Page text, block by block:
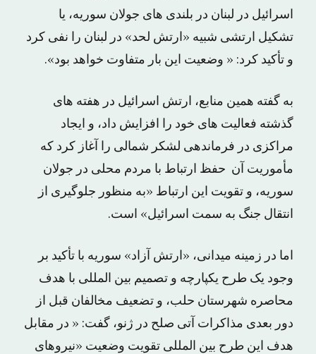
اسرائیل در لبنان در بلندی های جولان سوریه، یا
تشکیل ارتشی شبیه «ارتش لحد» در لبنان را نفی کرد
و تأکید کرد: « وضعیت این بار متفاوت خواهد بود».
به گفته همین منابع، ارتش اسرائیل در هفته های
گذشته فعالیت های خود را افزایش داد، و ایجاد
مراکزی در فرماندهی لشکر شمالی را آغاز کرد که
مأموریت آن حفظ ارتباط با مردم محلی در جولان
سوریه، و تقویت این ارتباط «به منظور جلوگیری از
انتقال جنگ به سمت اسرائیل» است.
اما در زمینه میدانی، «ارتش آزاد» سوریه با تأکید بر
وجود یک طرح یکپارچه و تصمیم بین المللی با هدف
محاصره شهرستان حلب، و تضعیف مخالفان قبل از
دور بعدی مذاکرات آتی صلح در ژنو، گفت: « در مقابل
هدف این طرح بین المللی تقویت وضعیت «نیروهای